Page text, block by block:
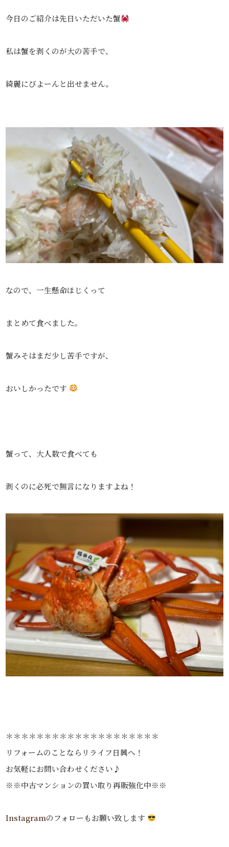
今日のご紹介は先日いただいた蟹
私は蟹を剥くのが大の苦手で、
綺麗にびよーんと出せません。
なので、一生懸命ほじくって
まとめて食べました。
蟹みそはまだ少し苦手ですが、
おいしかったです
蟹って、大人数で食べても
剥くのに必死で無言になりますよね！
＊＊＊＊＊＊＊＊＊＊＊＊＊＊＊＊＊＊＊＊
リフォームのことならリライフ日興へ！
お気軽にお問い合わせください♪
※※中古マンションの買い取り再販強化中※※
Instagramのフォローもお願い致します